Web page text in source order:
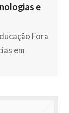
e
Fora
em